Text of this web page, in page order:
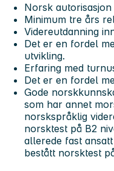
Norsk
Minimum tre års
Videreutdanning
Det er en fordel
utvikling.
Erfaring med
Det er en fordel
Gode
som har annet
norskspråklig
norsktest på B2
allerede fast
bestått norsktest